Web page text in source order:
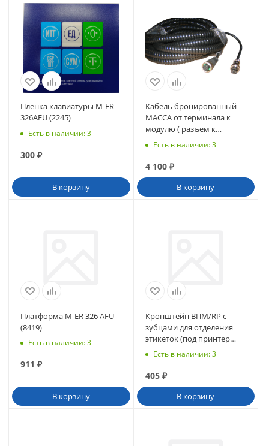
Пленка клавиатуры M-ER
326AFU (2245)
Есть в наличии: 3
300 ₽
В корзину
Кабель бронированный
МАССА от терминала к
модулю ( разъем к
терминалу 12M-6A) (42866)
Есть в наличии: 3
4 100₽
В корзину
Платформа M-ER 326 AFU
(8419)
Есть в наличии: 3
911 ₽
В корзину
Кронштейн ВПМ/RP с
зубцами для отделения
этикеток (под принтер
PT541A-BB-LEFT) (45596)
Есть в наличии: 3
405₽
В корзину